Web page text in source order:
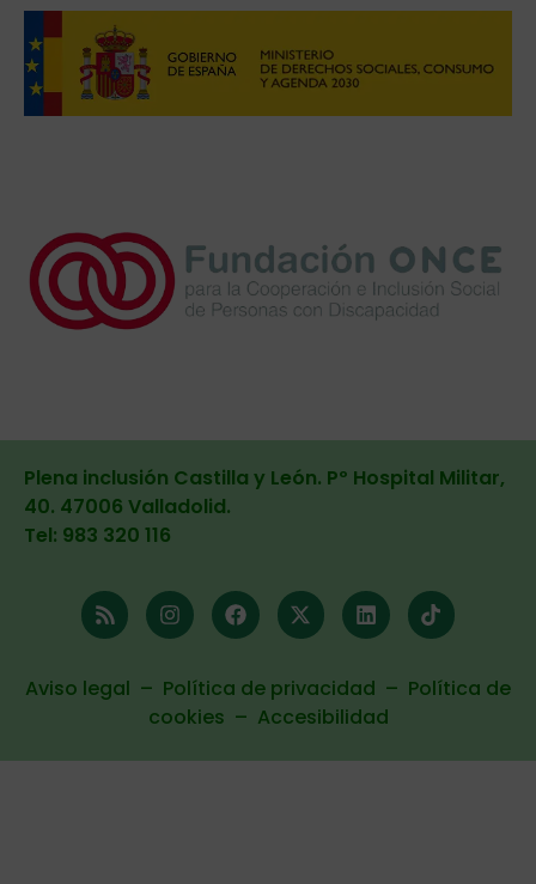
Plena inclusión Castilla y León. Pº Hospital Militar,
40. 47006 Valladolid.
Tel: 983 320 116
Aviso legal – Política de privacidad – Política de
cookies – Accesibilidad